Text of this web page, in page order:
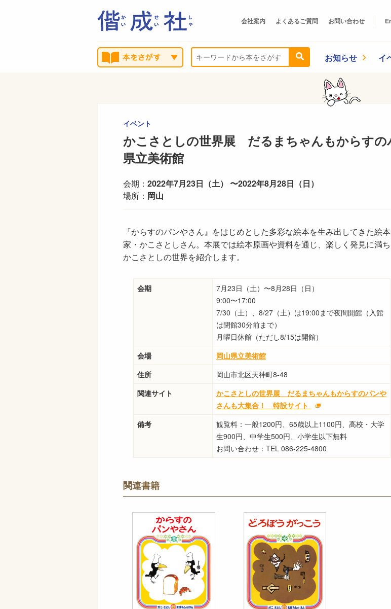
会社案内 よくあるご質問 お問い合わせ
お知らせ イ
イベント
かこさとしの世界展 だるまちゃんもからすの
県立美術館
会期： 2022年7月23日（土） 〜2022年8月28日（日）
場所： 岡山
『からすのパンやさん』をはじめとした多彩な絵本を生み出してきた絵
家・かこさとしさん。本展では絵本原画や資料を通じ、楽しく発見に満
かこさとしの世界を紹介します。
会期
7月23日（土）〜8月28日（日）
9:00〜17:00
7/30（土）、8/27（土）は19:00まで夜間開館（入館
は閉館30分前まで）
月曜日休館（ただし8/15は開館）
会場
岡山県立美術館
住所
岡山市北区天神町8-48
関連サイト
かこさとしの世界展 だるまちゃんもからすのパンや
さんも大集合！ 特設サイト
備考
観覧料：一般1200円、65歳以上1100円、高校・大学
生900円、中学生500円、小学生以下無料
お問い合わせ：TEL 086-225-4800
関連書籍